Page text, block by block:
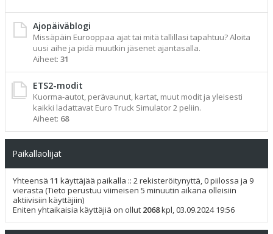
Ajopäiväblogi
Missäpäin Eurooppaa ajat tai mitä tallillasi tapahtuu? Aloita
uusi aihe ja pidä muutkin jäsenet ajantasalla.
Aiheet: 31
ETS2-modit
Kuorma-autot, perävaunut, kartat, muut modit ja yleisesti
kaikki ladattavat Euro Truck Simulator 2 peliin.
Aiheet: 68
Paikallaolijat
Yhteensä 11 käyttäjää paikalla :: 2 rekisteröitynyttä, 0 piilossa ja 9
vierasta (Tieto perustuu viimeisen 5 minuutin aikana olleisiin
aktiivisiin käyttäjiin)
Eniten yhtaikaisia käyttäjiä on ollut 2068kpl, 03.09.2024 19:56